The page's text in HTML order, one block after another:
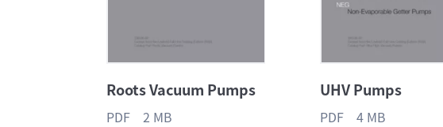
Roots Vacuum Pumps
PDF 2 MB
UHV Pumps
PDF 4 MB